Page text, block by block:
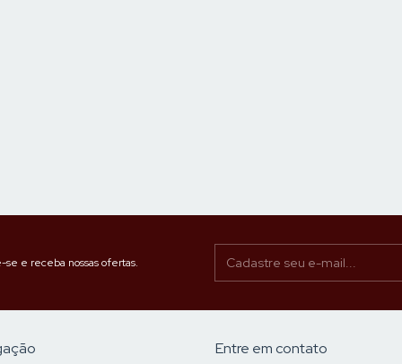
se e receba nossas ofertas.
Entre em contato